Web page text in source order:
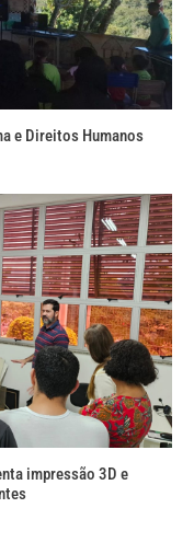
e Direitos Humanos
impressão 3D e